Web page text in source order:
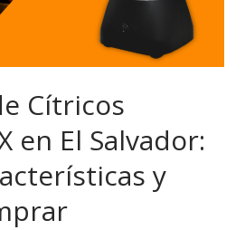
Cítricos
en El Salvador:
y